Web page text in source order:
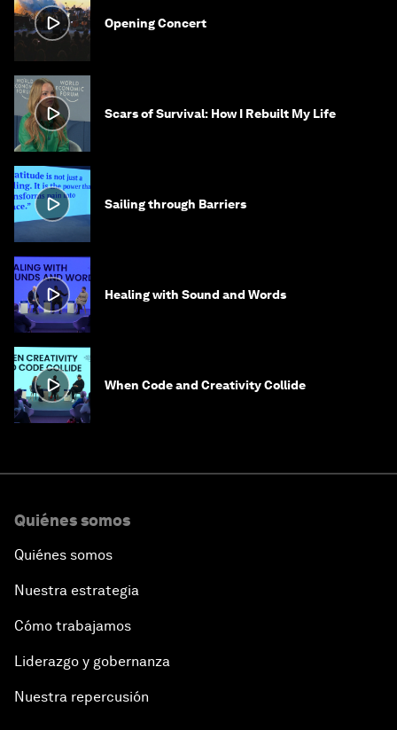
Opening Concert
Scars of Survival: How I Rebuilt My Life
Sailing through Barriers
Healing with Sound and Words
When Code and Creativity Collide
Quiénes somos
Quiénes somos
Nuestra estrategia
Cómo trabajamos
Liderazgo y gobernanza
Nuestra repercusión